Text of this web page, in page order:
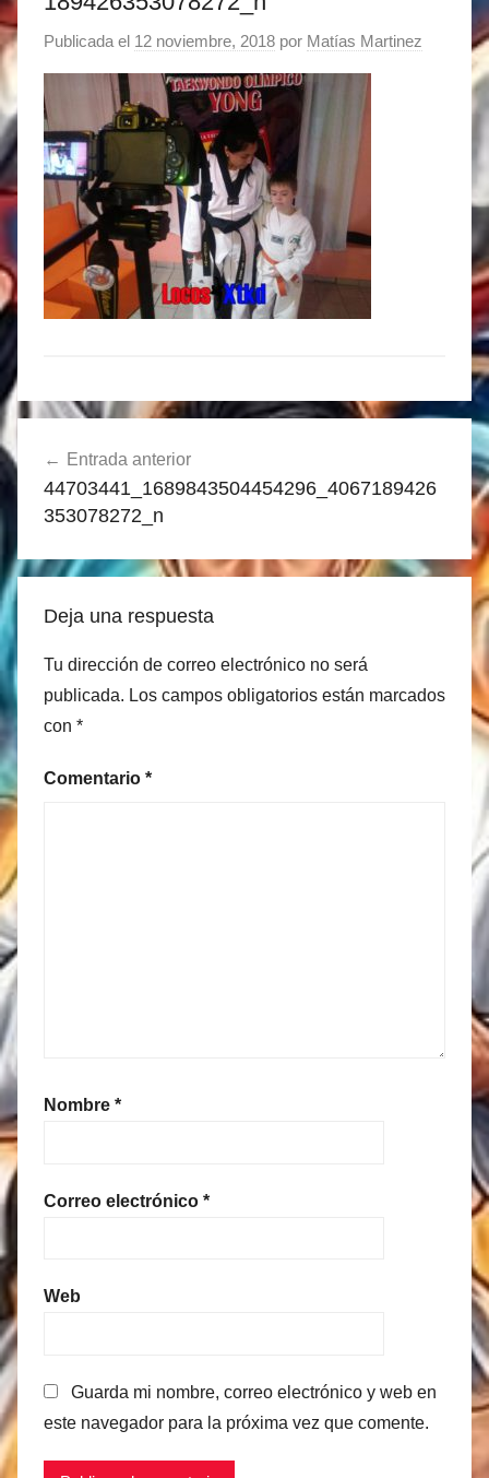
Publicada el 12 noviembre, 2018 por Matías Martinez
de
entradas
Entrada anterior
44703441_1689843504454296_4067189426
353078272_n
Deja una respuesta
Tu dirección de correo electrónico no será
publicada. Los campos obligatorios están marcados
con *
Comentario *
Nombre *
Correo electrónico *
Web
Guarda mi nombre, correo electrónico y web en
este navegador para la próxima vez que comente.